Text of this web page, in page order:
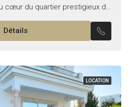
cœur du quartier prestigieux du
m² *Etat : Vide Elle se...
Détails
LOCATION